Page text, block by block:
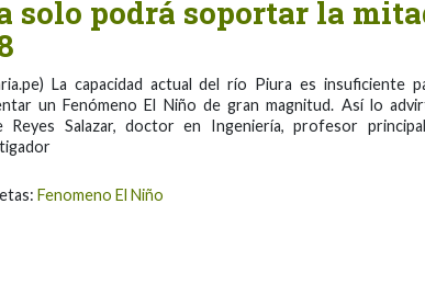
solo podrá soportar la
La capacidad actual del río Piura es insuficiente
un Fenómeno El Niño de gran magnitud. Así lo
Reyes Salazar, doctor en Ingeniería, profesor
Fenomeno El Niño